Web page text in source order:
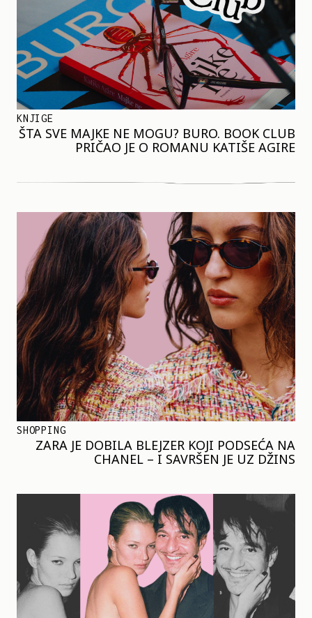
KNJIGE
ŠTA SVE MAJKE NE MOGU? BURO. BOOK CLUB
PRIČAO JE O ROMANU KATIŠE AGIRE
SHOPPING
ZARA JE DOBILA BLEJZER KOJI PODSEĆA NA
CHANEL – I SAVRŠEN JE UZ DŽINS